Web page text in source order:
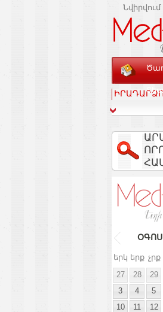
երկ երք չրք
27
28 29
3
4 5
10
11 12